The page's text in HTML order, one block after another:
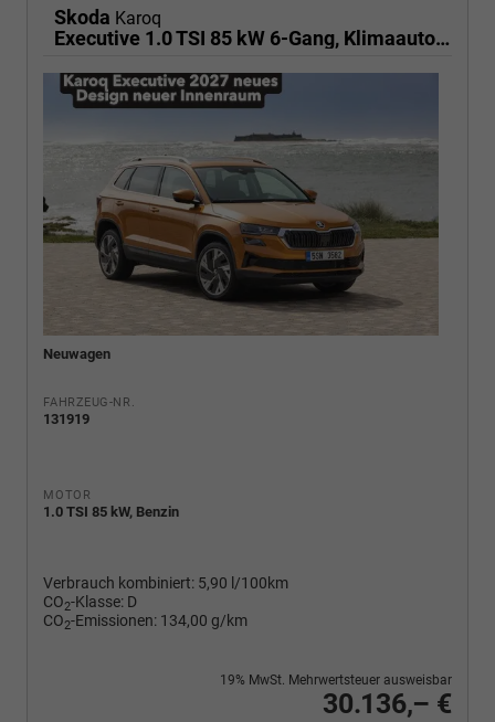
Skoda Karoq
Executive 1.0 TSI 85 kW 6-Gang, Klimaautomatik, Metallfarbe, ACC ,PDC v+h, LED, Smart Link, Rückkamera, Sun Set, Reserverad, 4 Jahre Garantie,
Neuwagen
FAHRZEUG-NR.
131919
MOTOR
1.0 TSI 85 kW, Benzin
Verbrauch kombiniert: 5,90 l/100km
CO2-Klasse: D
CO2-Emissionen: 134,00 g/km
30.136,– €
19% MwSt. Mehrwertsteuer ausweisbar